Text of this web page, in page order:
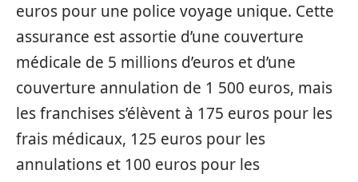
euros pour une police voyage unique. Cette
assurance est assortie d’une couverture
médicale de 5 millions d’euros et d’une
couverture annulation de 1 500 euros, mais
les franchises s’élèvent à 175 euros pour les
frais médicaux, 125 euros pour les
annulations et 100 euros pour les